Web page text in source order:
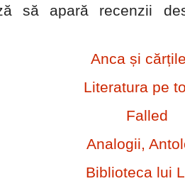
să apară recenzii
Anca și
Literatura pe
Falled
Analogii,
Biblioteca lui